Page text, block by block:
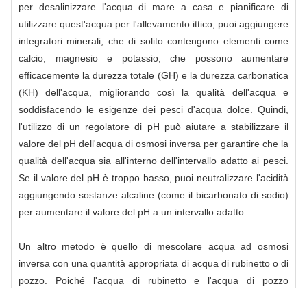
per desalinizzare l'acqua di mare a casa e pianificare di
utilizzare quest'acqua per l'allevamento ittico, puoi aggiungere
integratori minerali, che di solito contengono elementi come
calcio, magnesio e potassio, che possono aumentare
efficacemente la durezza totale (GH) e la durezza carbonatica
(KH) dell'acqua, migliorando così la qualità dell'acqua e
soddisfacendo le esigenze dei pesci d'acqua dolce. Quindi,
l'utilizzo di un regolatore di pH può aiutare a stabilizzare il
valore del pH dell'acqua di osmosi inversa per garantire che la
qualità dell'acqua sia all'interno dell'intervallo adatto ai pesci.
Se il valore del pH è troppo basso, puoi neutralizzare l'acidità
aggiungendo sostanze alcaline (come il bicarbonato di sodio)
per aumentare il valore del pH a un intervallo adatto.
Un altro metodo è quello di mescolare acqua ad osmosi
inversa con una quantità appropriata di acqua di rubinetto o di
pozzo. Poiché l'acqua di rubinetto e l'acqua di pozzo